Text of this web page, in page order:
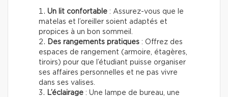
Un lit confortable : Assurez-vous que le
matelas et l’oreiller soient adaptés et
propices à un bon sommeil.
Des rangements pratiques : Offrez des
espaces de rangement (armoire, étagères,
tiroirs) pour que l’étudiant puisse organiser
ses affaires personnelles et ne pas vivre
dans ses valises.
L’éclairage : Une lampe de bureau, une